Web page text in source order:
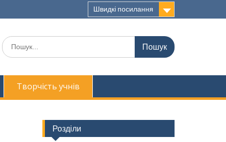
Швидкі посилання
Шукати:
Творчість учнів
Розділи